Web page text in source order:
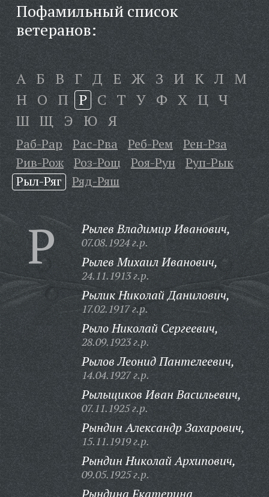
Пофамильный список
ветеранов:
А Б В Г Д Е Ж З И К Л М
Н О П Р С Т У Ф Х Ц Ч
Ш Щ Э Ю Я
Раб-Рар Рас-Рва Реб-Рем
Рен-Рза
Рив-Рож
Роз-Рощ Роя-Рун
Руп-Рык
Рыл-Ряг
Ряд-Ряш
Р Рылев Владимир Иванович,
07.08.1924 г.р.
Рылев Михаил Иванович,
24.11.1913 г.р.
Рылик Николай Данилович,
17.02.1917 г.р.
Рыло Николай Сергеевич,
28.09.1923 г.р.
Рылов Леонид Пантелеевич,
14.04.1927 г.р.
Рыльщиков Иван Васильевич,
07.11.1925 г.р.
Рындин Александр Захарович,
15.11.1919 г.р.
Рындин Николай Архипович,
09.05.1925 г.р.
Рындина Екатерина